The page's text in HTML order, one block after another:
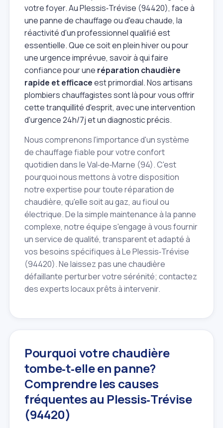
votre foyer. Au Plessis‑Trévise (94420), face à
une panne de chauffage ou d'eau chaude, la
réactivité d'un professionnel qualifié est
essentielle. Que ce soit en plein hiver ou pour
une urgence imprévue, savoir à qui faire
confiance pour une réparation chaudière
rapide et efficaceest primordial. Nos artisans
plombiers chauffagistes sont là pour vous offrir
cette tranquillité d'esprit, avec une intervention
d'urgence 24h/7j et un diagnostic précis.
Nous comprenons l'importance d'un système
de chauffage fiable pour votre confort
quotidien dans le Val‑de‑Marne (94). C'est
pourquoi nous mettons à votre disposition
notre expertise pour toute réparation de
chaudière, qu'elle soit au gaz, au fioul ou
électrique. De la simple maintenance à la panne
complexe, notre équipe s'engage à vous fournir
un service de qualité, transparent et adapté à
vos besoins spécifiques à Le Plessis‑Trévise
(94420). Ne laissez pas une chaudière
défaillante perturber votre sérénité; contactez
des experts locaux prêts à intervenir.
Pourquoi votre chaudière
tombe‑t‑elle en panne?
Comprendre les causes
fréquentes au Plessis‑Trévise
(94420)